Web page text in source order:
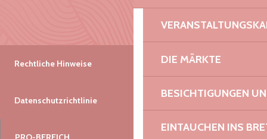
DIE MÄRKTE
BESICHTIGUNGEN
EINTAUCHEN INS
Rechtliche Hinweise
Datenschutzrichtlinie